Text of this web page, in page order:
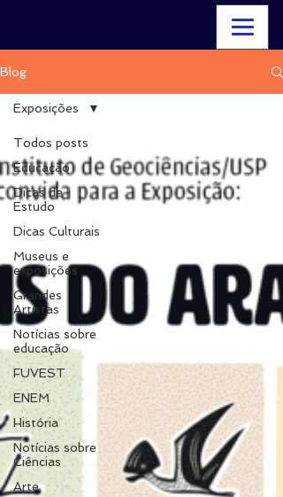
Blog
Todos posts
Educação
Dicas de
Estudo
Dicas Culturais
Museus e
exposições
Grandes
Artistas
Notícias sobre
educação
FUVEST
ENEM
História
Notícias sobre
Ciências
Arte
Exposições